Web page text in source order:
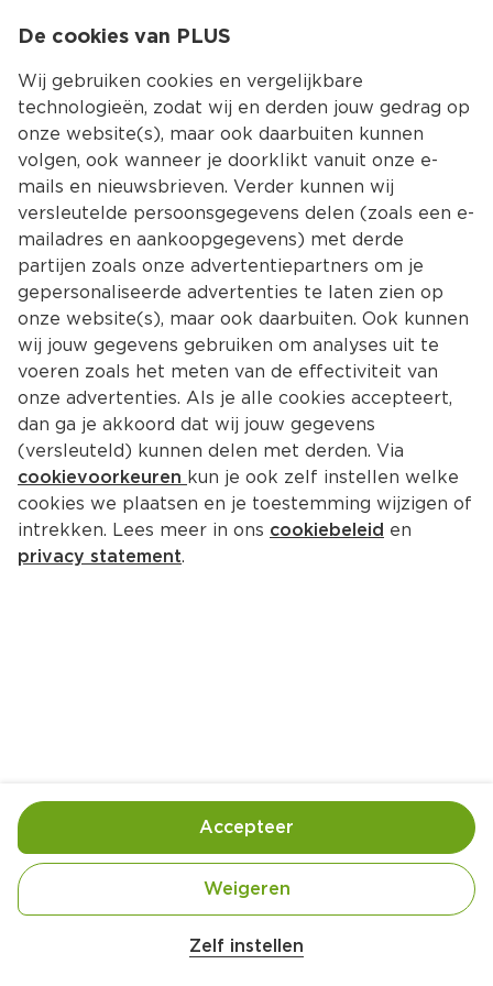
Kies jouw
Ingrediënten Bereiding
De cookies van PLUS
Wij gebruiken cookies en vergelijkbare
technologieën, zodat wij en derden jouw gedrag op
onze website(s), maar ook daarbuiten kunnen
volgen, ook wanneer je doorklikt vanuit onze e-
mails en nieuwsbrieven. Verder kunnen wij
versleutelde persoonsgegevens delen (zoals een e-
mailadres en aankoopgegevens) met derde
partijen zoals onze advertentiepartners om je
gepersonaliseerde advertenties te laten zien op
onze website(s), maar ook daarbuiten. Ook kunnen
wij jouw gegevens gebruiken om analyses uit te
voeren zoals het meten van de effectiviteit van
onze advertenties. Als je alle cookies accepteert,
dan ga je akkoord dat wij jouw gegevens
(versleuteld) kunnen delen met derden. Via
cookievoorkeuren kun je ook zelf instellen welke
cookies we plaatsen en je toestemming wijzigen of
intrekken. Lees meer in ons cookiebeleid en
privacy statement.
Zelf instellen
Weigeren
Accepteer